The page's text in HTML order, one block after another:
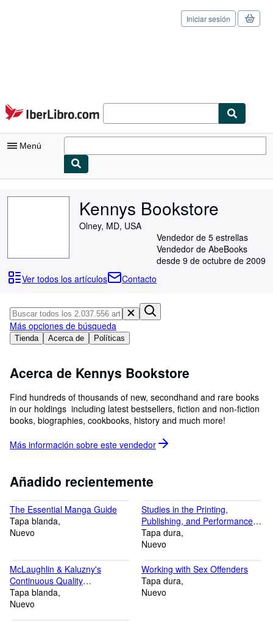
Pasar al contenido principal
IberLibro.com
Iniciar sesión
Menú
Consultar mis pedidos
Colecciones
Arte y coleccionismo
Vendedores
Ayuda
CERRAR
Kennys Bookstore
Olney, MD, USA
Vendedor de 5 estrellas
Vendedor de AbeBooks
desde 9 de octubre de 2009
Ver todos los artículos
Contacto
Tienda Acerca de Políticas
Más opciones de búsqueda
Acerca de Kennys Bookstore
Find hundreds of thousands of new, secondhand and rare books
in our holdings  including latest bestsellers, fiction and non-fiction
books, biographies, cookbooks, history and much more!
Más información sobre este vendedor
Añadido recientemente
The Essential Manga Guide
Tapa blanda
Nuevo
Studies in the Printing,
Publishing, and Performance of
Music in the 16th Century
Tapa dura
Nuevo
McLaughlin & Kaluzny's
Continuous Quality
Improvement in Health Care
Tapa blanda
Nuevo
Working with Sex Offenders
Tapa dura
Nuevo